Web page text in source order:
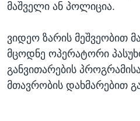
მაშველი ან პოლიცია.
ვიდეო ზარის მეშვეობით
მცოდნე ოპერატორი
განვითარების
მთავრობის დახმარებით